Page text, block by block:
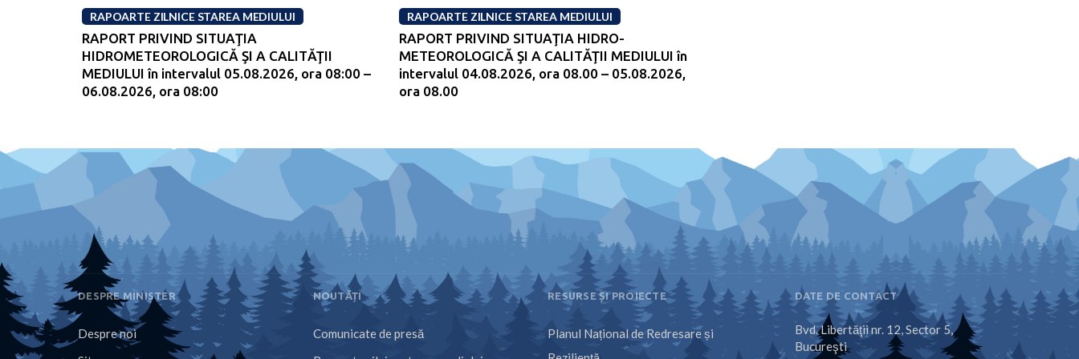
RAPOARTE ZILNICE STAREA MEDIULUI
RAPORT PRIVIND SITUAŢIA
HIDROMETEOROLOGICĂ ŞI A CALITĂŢII
MEDIULUI în intervalul 05.08.2026, ora 08:00 –
06.08.2026, ora 08:00
RAPOARTE ZILNICE STAREA MEDIULUI
RAPORT PRIVIND SITUAŢIA HIDRO-
METEOROLOGICĂ ŞI A CALITĂŢII MEDIULUI în
intervalul 04.08.2026, ora 08.00 – 05.08.2026,
ora 08.00
DESPRE MINISTER
Despre noi
NOUTĂȚI
Comunicate de presă
RESURSE ȘI PROIECTE
Planul Național de Redresare și
DATE DE CONTACT
Bvd. Libertăţii nr. 12, Sector 5,
Bucureşti